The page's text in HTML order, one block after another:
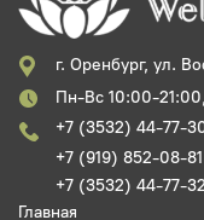
г. Оренбург, ул.
Пн-Вс 10:00-
+7 (3532) 44-77-
+7 (919) 852-08-
+7 (3532) 44-77-
Главная